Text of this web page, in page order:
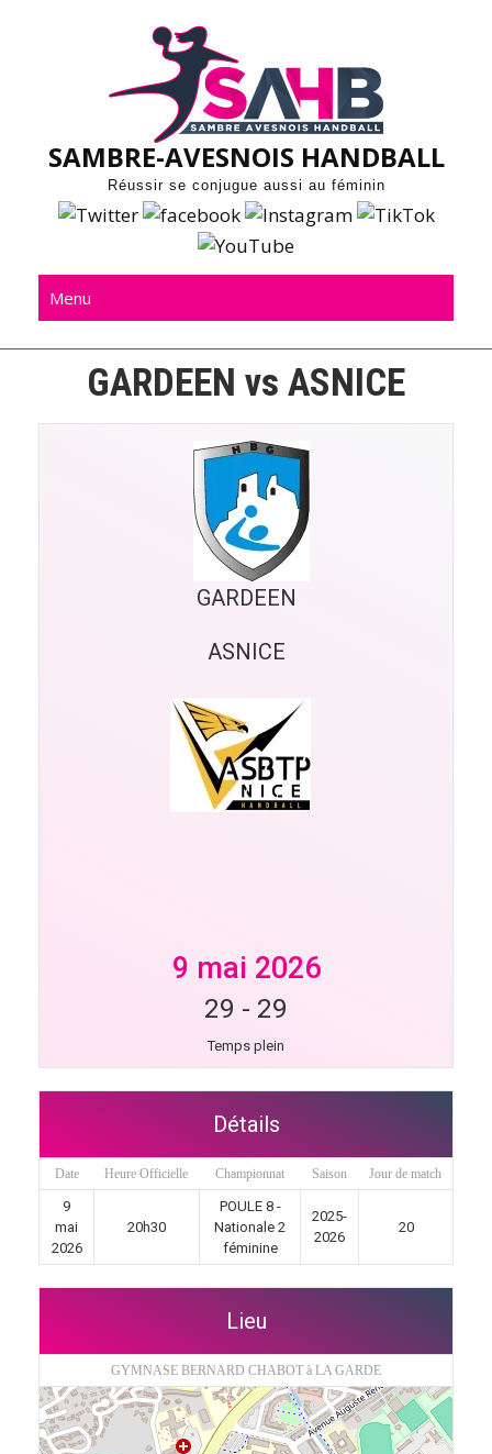
SAMBRE-AVESNOIS HANDBALL
Réussir se conjugue aussi au féminin
Menu
GARDEEN vs ASNICE
GARDEEN
ASNICE
9 mai 2026
29 - 29
Temps plein
Détails
Date Heure Officielle Championnat Saison Jour de match
9
mai
2026
20h30
POULE 8 -
Nationale 2
féminine
2025-
2026
20
Lieu
GYMNASE BERNARD CHABOT à LA GARDE